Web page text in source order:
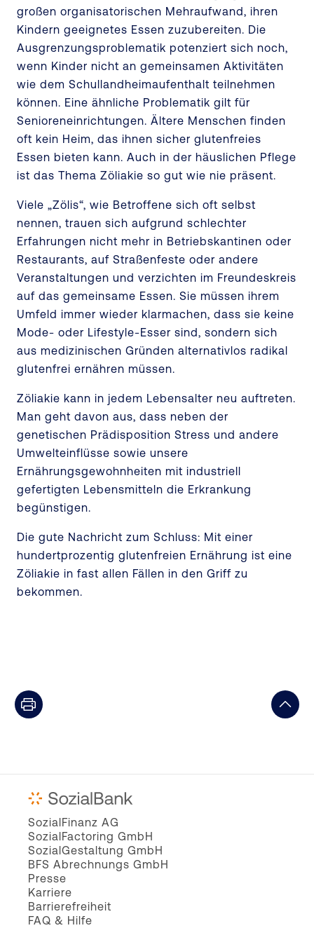
großen organisatorischen Mehraufwand, ihren
Kindern geeignetes Essen zuzubereiten. Die
Ausgrenzungsproblematik potenziert sich noch,
wenn Kinder nicht an gemeinsamen Aktivitäten
wie dem Schullandheimaufenthalt teilnehmen
können. Eine ähnliche Problematik gilt für
Senioreneinrichtungen. Ältere Menschen finden
oft kein Heim, das ihnen sicher glutenfreies
Essen bieten kann. Auch in der häuslichen Pflege
ist das Thema Zöliakie so gut wie nie präsent.
Viele „Zölis“, wie Betroffene sich oft selbst
nennen, trauen sich aufgrund schlechter
Erfahrungen nicht mehr in Betriebskantinen oder
Restaurants, auf Straßenfeste oder andere
Veranstaltungen und verzichten im Freundeskreis
auf das gemeinsame Essen. Sie müssen ihrem
Umfeld immer wieder klarmachen, dass sie keine
Mode- oder Lifestyle-Esser sind, sondern sich
aus medizinischen Gründen alternativlos radikal
glutenfrei ernähren müssen.
Zöliakie kann in jedem Lebensalter neu auftreten.
Man geht davon aus, dass neben der
genetischen Prädisposition Stress und andere
Umwelteinflüsse sowie unsere
Ernährungsgewohnheiten mit industriell
gefertigten Lebensmitteln die Erkrankung
begünstigen.
Die gute Nachricht zum Schluss: Mit einer
hundertprozentig glutenfreien Ernährung ist eine
Zöliakie in fast allen Fällen in den Griff zu
bekommen.
SozialFinanz AG
SozialFactoring GmbH
SozialGestaltung GmbH
BFS Abrechnungs GmbH
Presse
Karriere
Barrierefreiheit
FAQ & Hilfe